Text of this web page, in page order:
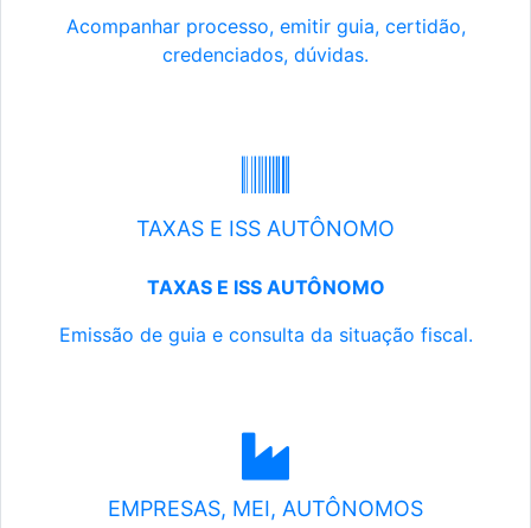
Acompanhar processo, emitir guia, certidão,
credenciados, dúvidas.
TAXAS E ISS AUTÔNOMO
TAXAS E ISS AUTÔNOMO
Emissão de guia e consulta da situação fiscal.
EMPRESAS, MEI, AUTÔNOMOS